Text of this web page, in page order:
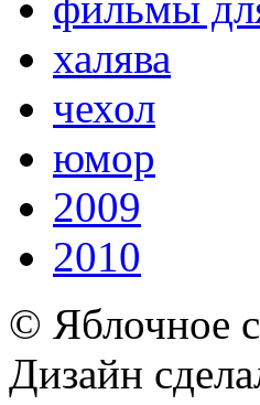
халява
чехол
юмор
2009
2010
© Яблочное
Дизайн